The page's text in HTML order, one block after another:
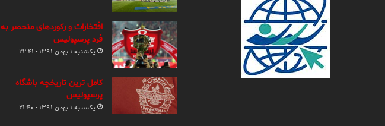
افتخارات و رکوردهای منحصر به
فرد پرسپولیس
یکشنبه ۱ بهمن ۱۳۹۱ - ۲۲:۴۱
کامل ترین تاریخچه باشگاه
پرسپولیس
یکشنبه ۱ بهمن ۱۳۹۱ - ۲۱:۴۰